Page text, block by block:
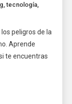
,tecnología
peligros de la
Aprende
te encuentras